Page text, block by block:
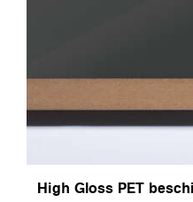
High Gloss PET